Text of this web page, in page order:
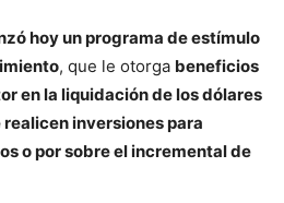
hoy un programa de estímulo
, que le otorga beneficios
en la liquidación de los dólares
inversiones para
o por sobre el incremental de